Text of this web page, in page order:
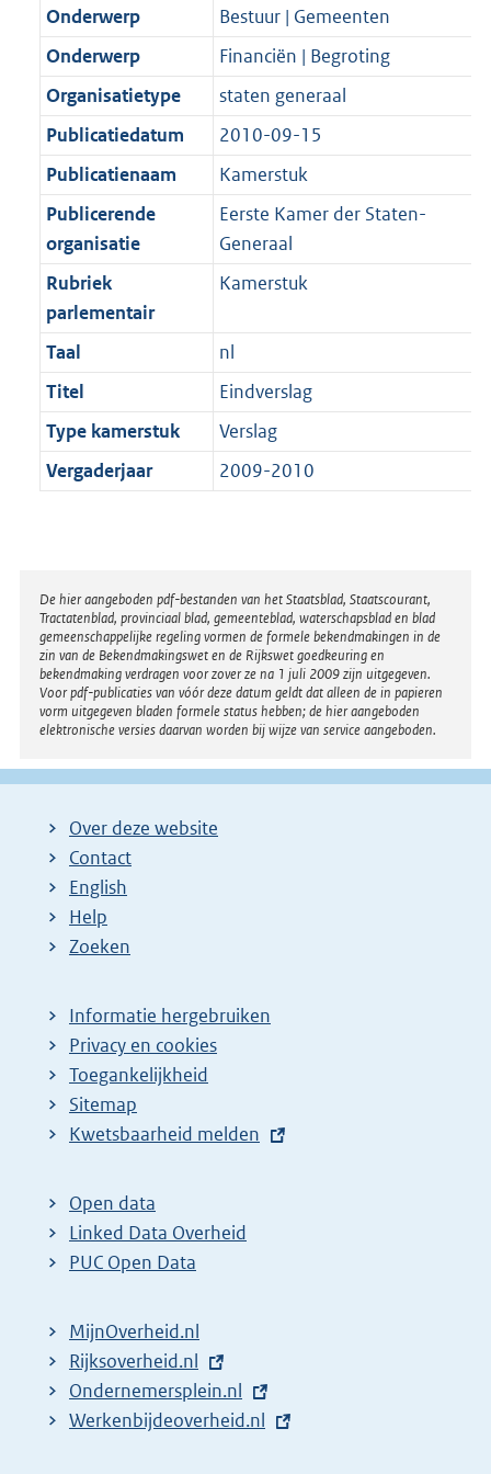
Onderwerp
Bestuur | Gemeenten
Onderwerp
Financiën | Begroting
Organisatietype
staten generaal
Publicatiedatum
2010-09-15
Publicatienaam
Kamerstuk
Publicerende
organisatie
Eerste Kamer der Staten-
Generaal
Rubriek
parlementair
Kamerstuk
Taal
nl
Titel
Eindverslag
Type kamerstuk
Verslag
Vergaderjaar
2009-2010
Disclaimer
De hier aangeboden pdf-bestanden van het Staatsblad, Staatscourant,
Tractatenblad, provinciaal blad, gemeenteblad, waterschapsblad en blad
gemeenschappelijke regeling vormen de formele bekendmakingen in de
zin van de Bekendmakingswet en de Rijkswet goedkeuring en
bekendmaking verdragen voor zover ze na 1 juli 2009 zijn uitgegeven.
Voor pdf-publicaties van vóór deze datum geldt dat alleen de in papieren
vorm uitgegeven bladen formele status hebben; de hier aangeboden
elektronische versies daarvan worden bij wijze van service aangeboden.
Over deze website
Contact
English
Help
Zoeken
Informatie hergebruiken
Privacy en cookies
Toegankelijkheid
Sitemap
E
t
e
r
l
i
n
k
Kwetsbaarheid melden
Open data
Linked Data Overheid
PUC Open Data
MijnOverheid.nl
E
x
t
Rijksoverheid.nl
E
x
Ondernemersplein.nl
E
Werkenbijdeoverheid.nl